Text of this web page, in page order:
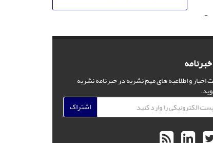
-
اخبار و اطلاعیه های مهم نشریه در خبرنامه نشریه
اشتراک